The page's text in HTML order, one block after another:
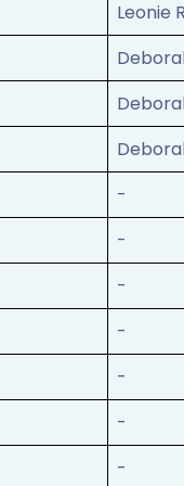
Leonie
-
-
-
-
-
-
-